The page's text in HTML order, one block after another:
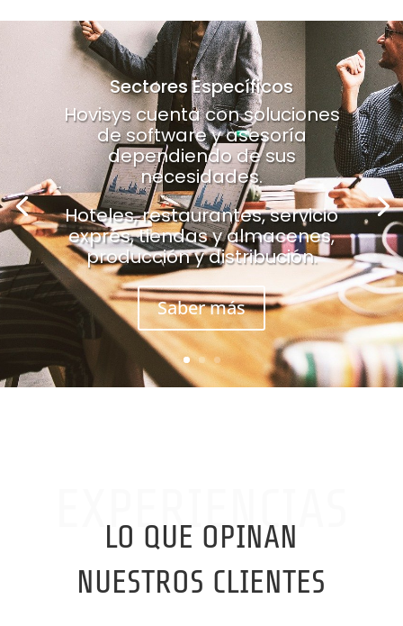
Sectores Específicos
Hovisys cuenta con soluciones
de software y asesoría
dependiendo de sus
necesidades.
Hoteles, restaurantes, servicio
exprés, tiendas y almacenes,
producción y distribución.
Saber más
EXPERIENCIAS
LO QUE OPINAN
NUESTROS CLIENTES